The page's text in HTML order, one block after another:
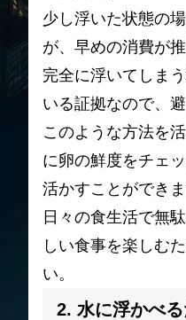
少し浮いた状態の
が、早めの消費が推
完全に浮いてしま
いる証拠なので、
このような方法を
に卵の鮮度をチェ
活かすことができま
日々の食生活で無
しい食事を楽しむ
い。
2. 水に浮かべ